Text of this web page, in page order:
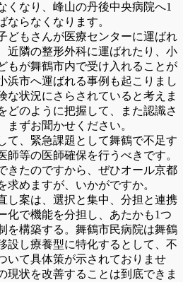
くなり、峰山の丹後中央病院へ1
ならなくなります。
もさんが医療センターに運ばれ
近隣の整形外科に運ばれたり、小
もが舞鶴市内で受け入れることが
浜市へ運ばれる事例も起こりまし
な状況にさらされていると考えま
どのように把握して、また認識さ
ずお聞かせください。
、緊急課題として舞鶴で不足す
師等の医師確保を行うべきです。
きたのですから、ぜひオール京都
めますが、いかがですか。
案は、選択と集中、分担と連携
化で機能を分担し、あたかも1つ
を構築する。舞鶴市民病院は舞鶴
設し療養型に特化するとして、不
いて具体策が示されておりませ
現状を改善することは到底できま